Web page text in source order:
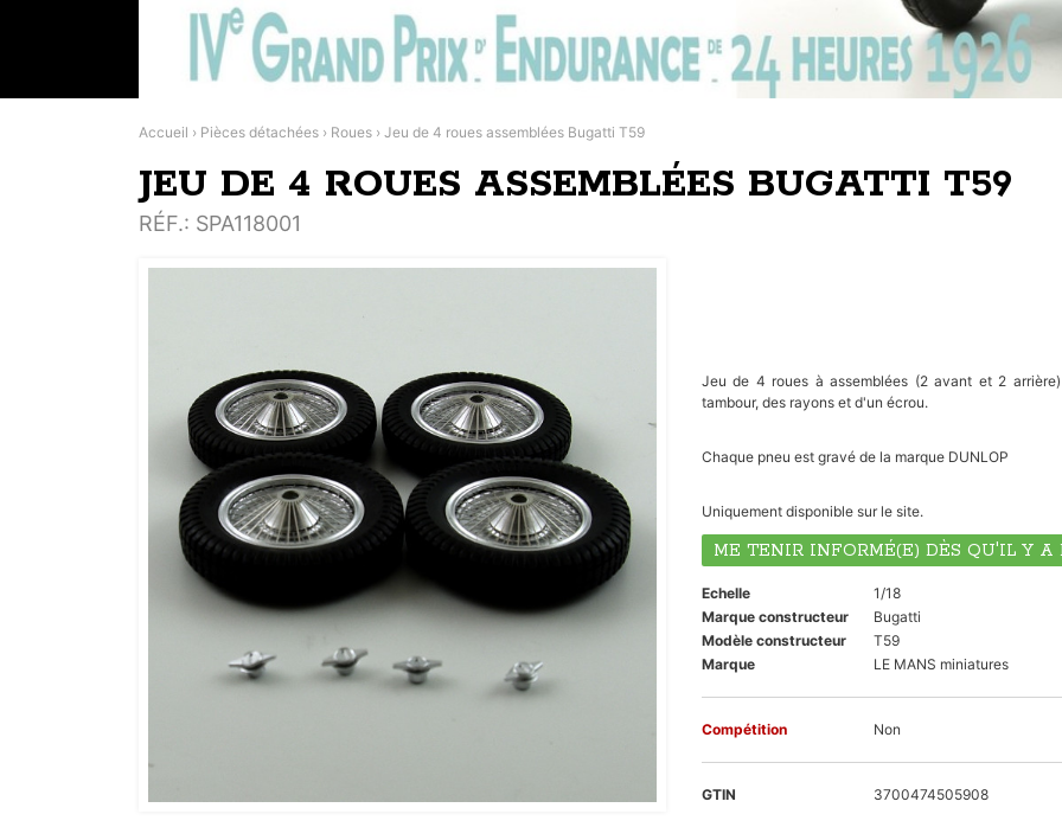
Accueil › Pièces détachées › Roues › Jeu de 4 roues assemblées Bugatti T59
JEU DE 4 ROUES ASSEMBLÉES BUGATTI T59
RÉF.: SPA118001
Jeu de 4 roues à assemblées (2 avant et 2
tambour, des rayons et d'un écrou.
Chaque pneu est gravé de la marque DUNLOP
Uniquement disponible sur le site.
ME TENIR INFORMÉ(E) DÈS QU'IL Y
Echelle
1/18
Marque constructeur
Bugatti
Modèle constructeur
T59
Marque
LE MANS miniatures
Compétition Non
GTIN 3700474505908